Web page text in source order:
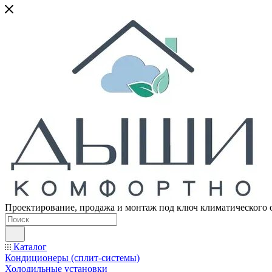
Проектирование, продажа и монтаж под ключ климатического
Каталог
Кондиционеры (сплит-системы)
Холодильные установки